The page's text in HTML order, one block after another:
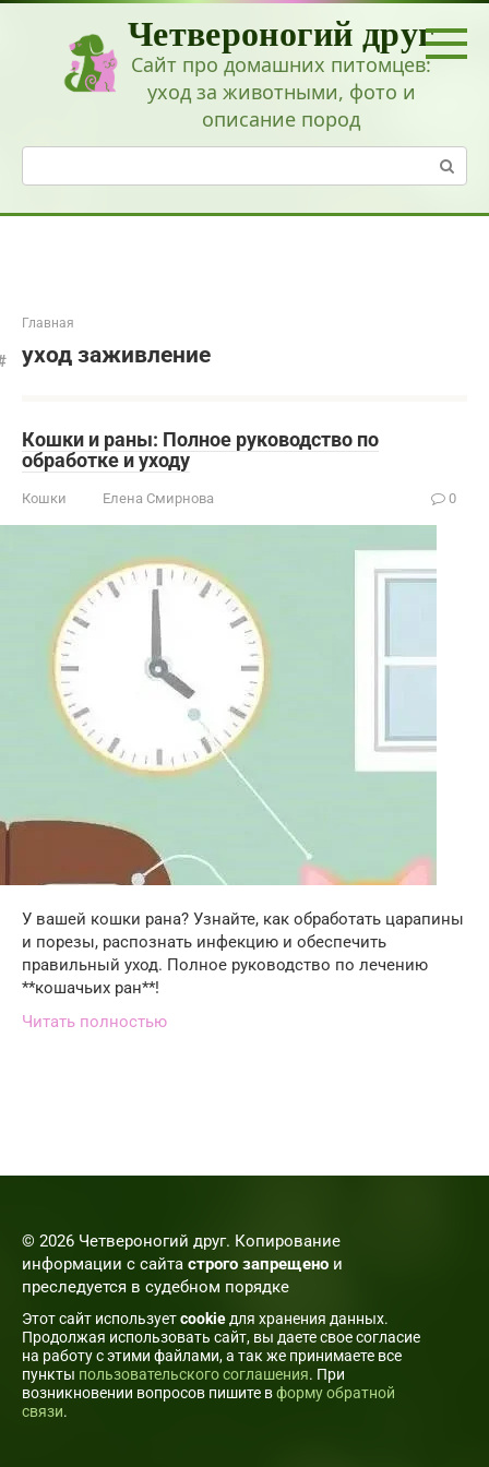
Перейти
Четвероногий друг
Сайт про домашних питомцев:
уход за животными, фото и
описание пород
Поиск:
Главная
уход заживление
Кошки и раны: Полное руководство по
обработке и уходу
Кошки Елена Смирнова 0
У вашей кошки рана? Узнайте, как обработать царапины
и порезы, распознать инфекцию и обеспечить
правильный уход. Полное руководство по лечению
**кошачьих ран**!
Читать полностью
© 2026 Четвероногий друг. Копирование
информации с сайта строго запрещено и
преследуется в судебном порядке
Этот сайт используетcookie для хранения данных.
Продолжая использовать сайт, вы даете свое согласие
на работу с этими файлами, а так же принимаете все
пункты пользовательского соглашения. При
возникновении вопросов пишите вформу обратной
связи.